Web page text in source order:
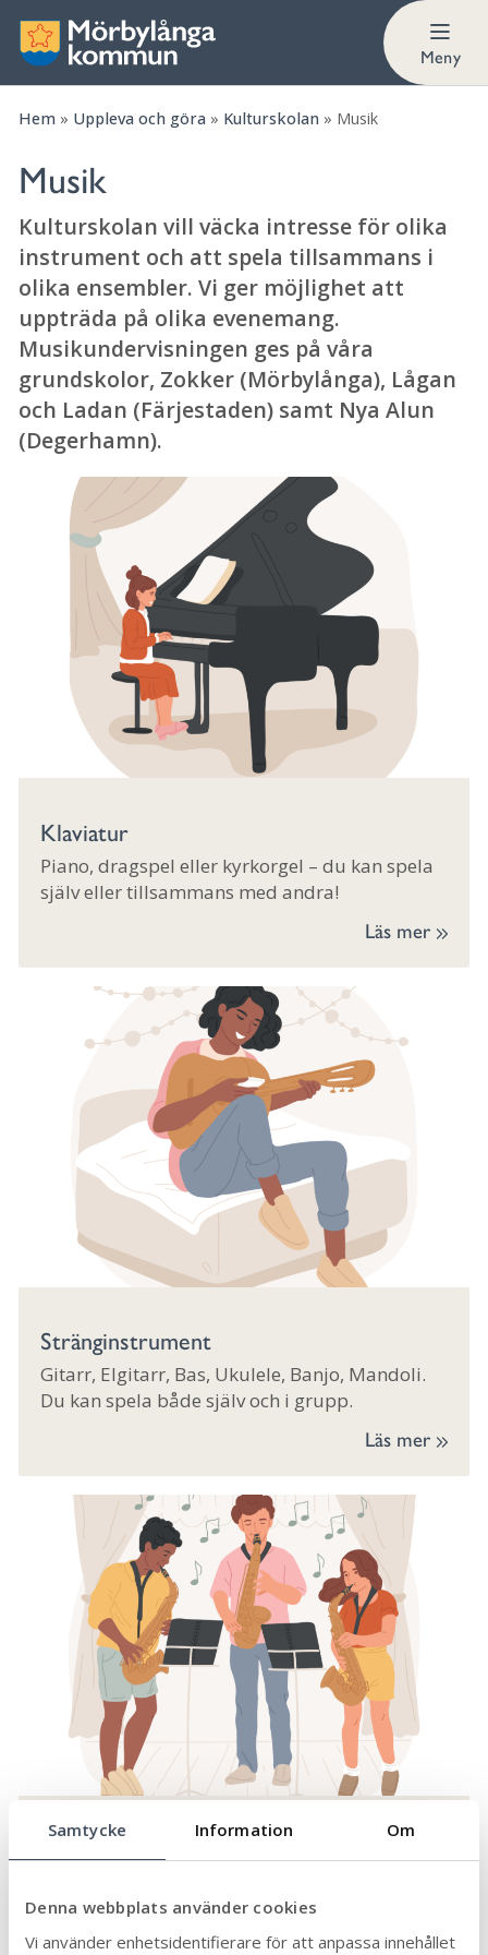
Samtycke Information Om
Denna webbplats använder cookies
Vi använder enhetsidentifierare för att anpassa innehållet
Meny
Hem » Uppleva och göra » Kulturskolan » Musik
Musik
Kulturskolan vill väcka intresse för olika
instrument och att spela tillsammans i
olika ensembler. Vi ger möjlighet att
uppträda på olika evenemang.
Musikundervisningen ges på våra
grundskolor, Zokker (Mörbylånga), Lågan
och Ladan (Färjestaden) samt Nya Alun
(Degerhamn).
Klaviatur
Piano, dragspel eller kyrkorgel – du kan spela
själv eller tillsammans med andra!
Läs mer
Stränginstrument
Gitarr, Elgitarr, Bas, Ukulele, Banjo, Mandoli.
Du kan spela både själv och i grupp.
Läs mer
Blåsinstrument
trombon.
Läs mer